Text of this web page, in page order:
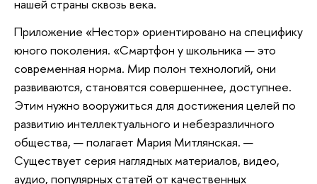
нашей страны сквозь века.
Приложение «Нестор» ориентировано на специфику
юного поколения. «Смартфон у школьника — это
современная норма. Мир полон технологий, они
развиваются, становятся совершеннее, доступнее.
Этим нужно вооружиться для достижения целей по
развитию интеллектуального и небезразличного
общества, — полагает Мария Митлянская. —
Существует серия наглядных материалов, видео,
аудио, популярных статей от качественных